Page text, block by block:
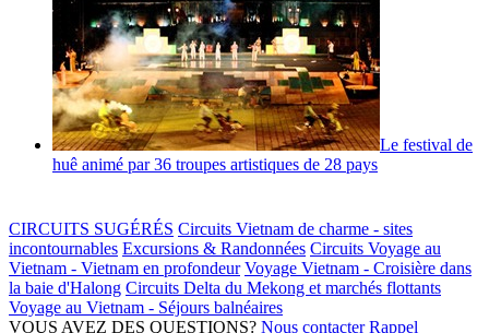
Le festival de
huê animé par 36 troupes artistiques de 28 pays
CIRCUITS SUGÉRÉS Circuits Vietnam de charme - sites
incontournables Excursions & Randonnées Circuits Voyage au
Vietnam - Vietnam en profondeur Voyage Vietnam - Croisière dans
la baie d'Halong Circuits Delta du Mekong et marchés flottants
Voyage au Vietnam - Séjours balnéaires
VOUS AVEZ DES QUESTIONS? Nous contacter Rappel